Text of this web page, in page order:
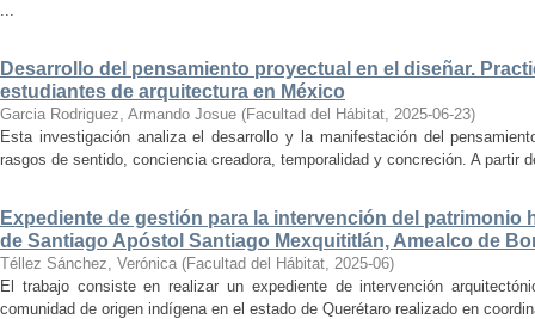
...
Desarrollo del pensamiento proyectual en el diseñar.
estudiantes de arquitectura en México
Garcia Rodriguez, Armando Josue (Facultad del Hábitat, 2025-06-23)
Esta investigación analiza el desarrollo y la manifestación del
rasgos de sentido, conciencia creadora, temporalidad y concreción. A partir
Expediente de gestión para la intervención del patrimonio
de Santiago Apóstol Santiago Mexquititlán, Amealco de
Téllez Sánchez, Verónica (Facultad del Hábitat, 2025-06)
El trabajo consiste en realizar un expediente de intervención
comunidad de origen indígena en el estado de Querétaro realizado en